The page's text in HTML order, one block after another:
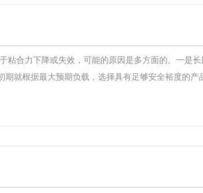
粘合力下降或失效，可能的原因是多方面的。一是
就根据最大预期负载，选择具有足够安全裕度的产